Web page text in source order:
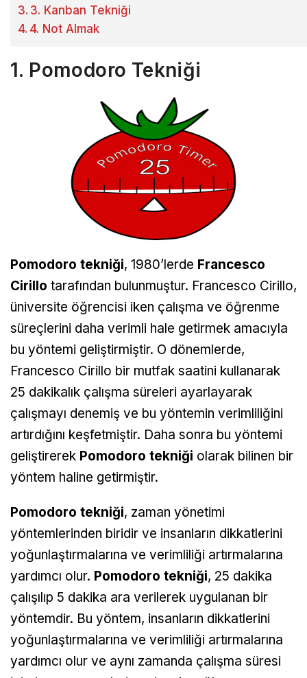
3. Kanban Tekniği
4. Not Almak
1. Pomodoro Tekniği
Pomodoro tekniği, 1980’lerde Francesco
Cirillo tarafından bulunmuştur. Francesco Cirillo,
üniversite öğrencisi iken çalışma ve öğrenme
süreçlerini daha verimli hale getirmek amacıyla
bu yöntemi geliştirmiştir. O dönemlerde,
Francesco Cirillo bir mutfak saatini kullanarak
25 dakikalık çalışma süreleri ayarlayarak
çalışmayı denemiş ve bu yöntemin verimliliğini
artırdığını keşfetmiştir. Daha sonra bu yöntemi
geliştirerek Pomodoro tekniği olarak bilinen bir
yöntem haline getirmiştir.
Pomodoro tekniği, zaman yönetimi
yöntemlerinden biridir ve insanların dikkatlerini
yoğunlaştırmalarına ve verimliliği artırmalarına
yardımcı olur. Pomodoro tekniği, 25 dakika
çalışılıp 5 dakika ara verilerek uygulanan bir
yöntemdir. Bu yöntem, insanların dikkatlerini
yoğunlaştırmalarına ve verimliliği artırmalarına
yardımcı olur ve aynı zamanda çalışma süresi